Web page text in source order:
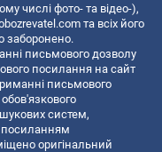
числі фото- та відео-),
та всіх його
заборонено.
письмового дозволу
посилання на сайт
письмового
систем,
посиланням
оригінальний